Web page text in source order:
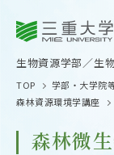
生物資源学部 生
TOP 学部・大学院
森林資源環境学講座
森林微